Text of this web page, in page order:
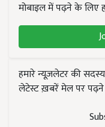
मोबाइल में पढ़ने के लिए
हमारे न्यूज़लेटर की
लेटेस्ट ख़बरें मेल पर पढ़ने